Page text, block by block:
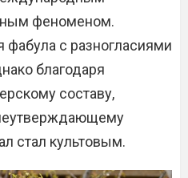
феноменом.
фабула с разногласиями
благодаря
составу,
стал культовым.